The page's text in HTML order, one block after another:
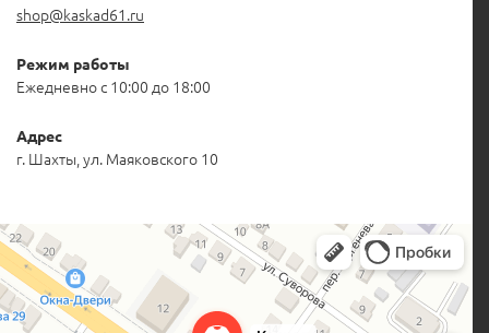
shop@kaskad61.ru
Режим работы
Ежедневно с 10:00 до 18:00
Адрес
г. Шахты, ул. Маяковского 10